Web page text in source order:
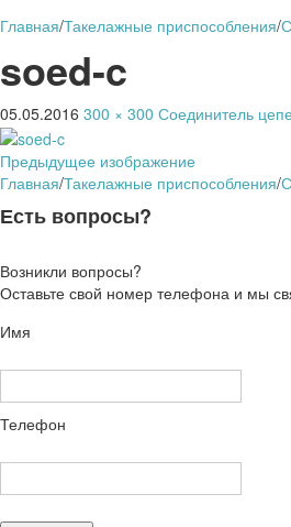
Главная/Такелажные приспособления/
soed-c
05.05.2016 300 × 300 Соединитель
Предыдущее изображение
Главная/Такелажные приспособления/
Есть вопросы?
Возникли вопросы?
Оставьте свой номер телефона и мы
Имя
Телефон